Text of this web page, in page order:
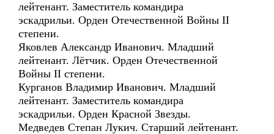
лейтенант. Заместитель командира
эскадрильи. Орден Отечественной Войны II
степени.
Яковлев Александр Иванович. Младший
лейтенант. Лётчик. Орден Отечественной
Войны II степени.
Курганов Владимир Иванович. Младший
лейтенант. Заместитель командира
эскадрильи. Орден Красной Звезды.
Медведев Степан Лукич. Старший лейтенант.